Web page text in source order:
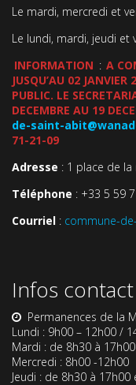
Le mardi, mercredi et
Le lundi, mardi, jeudi et
INFORMATION : A
JUSQU’AU 02
PUBLIC. LE
DECEMBRE AU 19
de-saint-
71-21-09
Adresse : 1 place de
Téléphone : +33 5 59
Courriel : commune-
Infos contact
Permanences de la
Lundi : 9h00 – 12h00 /
Mardi : de 8h30 à
Mercredi : 8h00 -12h00
Jeudi : de 8h30 à 17h00